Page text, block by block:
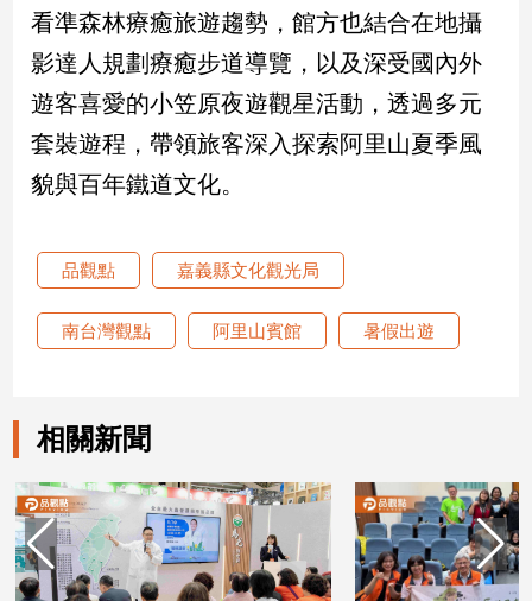
Pet
影
音
專
區
合
作
媒
投
稿
專
區
【我
看準森林療癒旅遊趨勢，館方也結合在地攝
影達人規劃療癒步道導覽，以及深受國內外
遊客喜愛的小笠原夜遊觀星活動，透過多元
套裝遊程，帶領旅客深入探索阿里山夏季風
貌與百年鐵道文化。
品觀點 嘉義縣文化觀光局
南台灣觀點 阿里山賓館 暑假出遊
相關新聞